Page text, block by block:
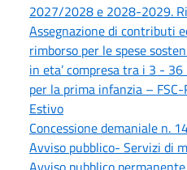
2027/2028 e 2028-2029.
Assegnazione di contributi
rimborso per le spese
in eta’ compresa tra i 3 -
per la prima infanzia –
Estivo
Concessione demaniale n.
Avviso pubblico- Servizi di